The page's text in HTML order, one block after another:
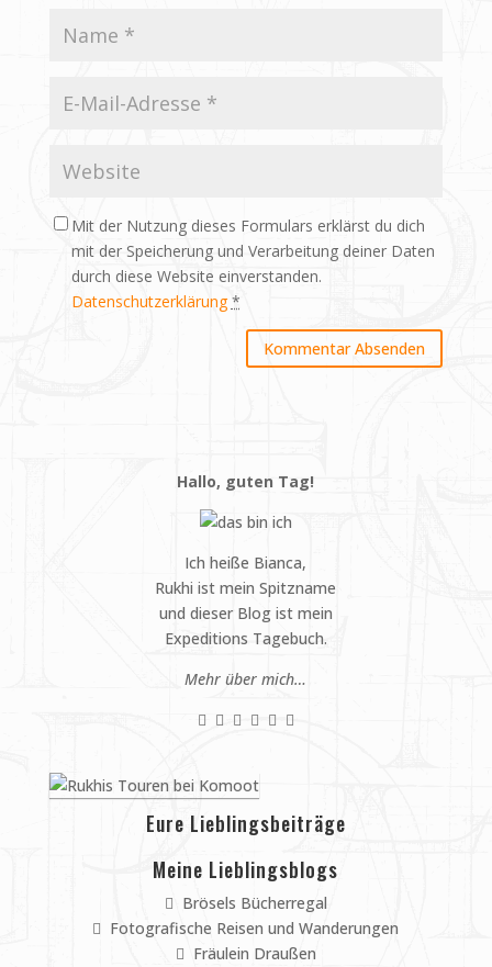
Mit der Nutzung dieses Formulars erklärst du dich
mit der Speicherung und Verarbeitung deiner Daten
durch diese Website einverstanden.
Datenschutzerklärung *
Hallo, guten Tag!
Ich heiße Bianca,
Rukhi ist mein Spitzname
und dieser Blog ist mein
Expeditions Tagebuch.
Mehr über mich…
Eure Lieblingsbeiträge
Meine Lieblingsblogs
Brösels Bücherregal
Fotografische Reisen und Wanderungen
Fräulein Draußen